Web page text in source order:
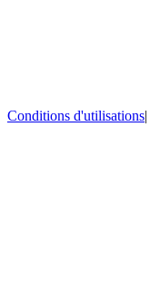
Conditions d'utilisations|